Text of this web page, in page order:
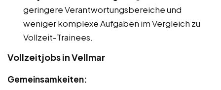
geringere Verantwortungsbereiche und
weniger komplexe Aufgaben im Vergleich zu
Vollzeit-Trainees.
Vollzeitjobs in Vellmar
Gemeinsamkeiten: